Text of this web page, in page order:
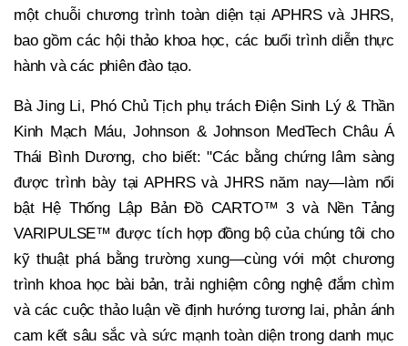
một chuỗi chương trình toàn diện tại APHRS và JHRS,
bao gồm các hội thảo khoa học, các buổi trình diễn thực
hành và các phiên đào tạo.
Bà Jing Li, Phó Chủ Tịch phụ trách Điện Sinh Lý & Thần
Kinh Mạch Máu, Johnson & Johnson MedTech Châu Á
Thái Bình Dương, cho biết: "Các bằng chứng lâm sàng
được trình bày tại APHRS và JHRS năm nay—làm nổi
bật Hệ Thống Lập Bản Đồ CARTO™ 3 và Nền Tảng
VARIPULSE™ được tích hợp đồng bộ của chúng tôi cho
kỹ thuật phá bằng trường xung—cùng với một chương
trình khoa học bài bản, trải nghiệm công nghệ đắm chìm
và các cuộc thảo luận về định hướng tương lai, phản ánh
cam kết sâu sắc và sức mạnh toàn diện trong danh mục